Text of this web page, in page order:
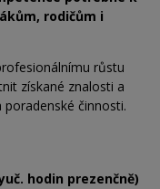
rodičům i
růstu
získané znalosti a
činnosti.
hodin prezenčně)